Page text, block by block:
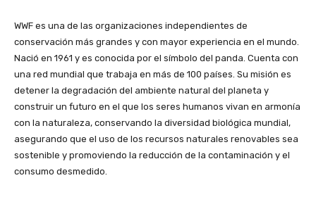
WWF es una de las organizaciones independientes de
conservación más grandes y con mayor experiencia en el mundo.
Nació en 1961 y es conocida por el símbolo del panda. Cuenta con
una red mundial que trabaja en más de 100 países. Su misión es
detener la degradación del ambiente natural del planeta y
construir un futuro en el que los seres humanos vivan en armonía
con la naturaleza, conservando la diversidad biológica mundial,
asegurando que el uso de los recursos naturales renovables sea
sostenible y promoviendo la reducción de la contaminación y el
consumo desmedido.